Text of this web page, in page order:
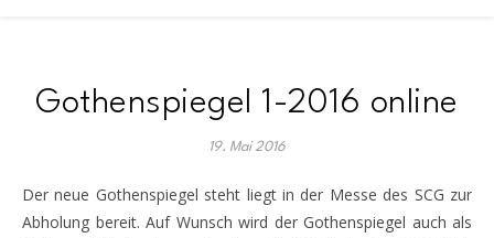
Gothenspiegel 1-2016 online
19. Mai 2016
Der neue Gothenspiegel steht liegt in der Messe des SCG zur
Abholung bereit. Auf Wunsch wird der Gothenspiegel auch als